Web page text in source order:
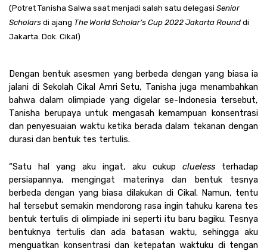
(Potret Tanisha Salwa saat menjadi salah satu delegasi Senior
Scholars di ajang The World Scholar’s Cup 2022 Jakarta Round di
Jakarta. Dok. Cikal)
Dengan bentuk asesmen yang berbeda dengan yang biasa ia
jalani di Sekolah Cikal Amri Setu, Tanisha juga menambahkan
bahwa dalam olimpiade yang digelar se-Indonesia tersebut,
Tanisha berupaya untuk mengasah kemampuan konsentrasi
dan penyesuaian waktu ketika berada dalam tekanan dengan
durasi dan bentuk tes tertulis.
“Satu hal yang aku ingat, aku cukup clueless terhadap
persiapannya, mengingat materinya dan bentuk tesnya
berbeda dengan yang biasa dilakukan di Cikal. Namun, tentu
hal tersebut semakin mendorong rasa ingin tahuku karena tes
bentuk tertulis di olimpiade ini seperti itu baru bagiku. Tesnya
bentuknya tertulis dan ada batasan waktu, sehingga aku
menguatkan konsentrasi dan ketepatan waktuku di tengan